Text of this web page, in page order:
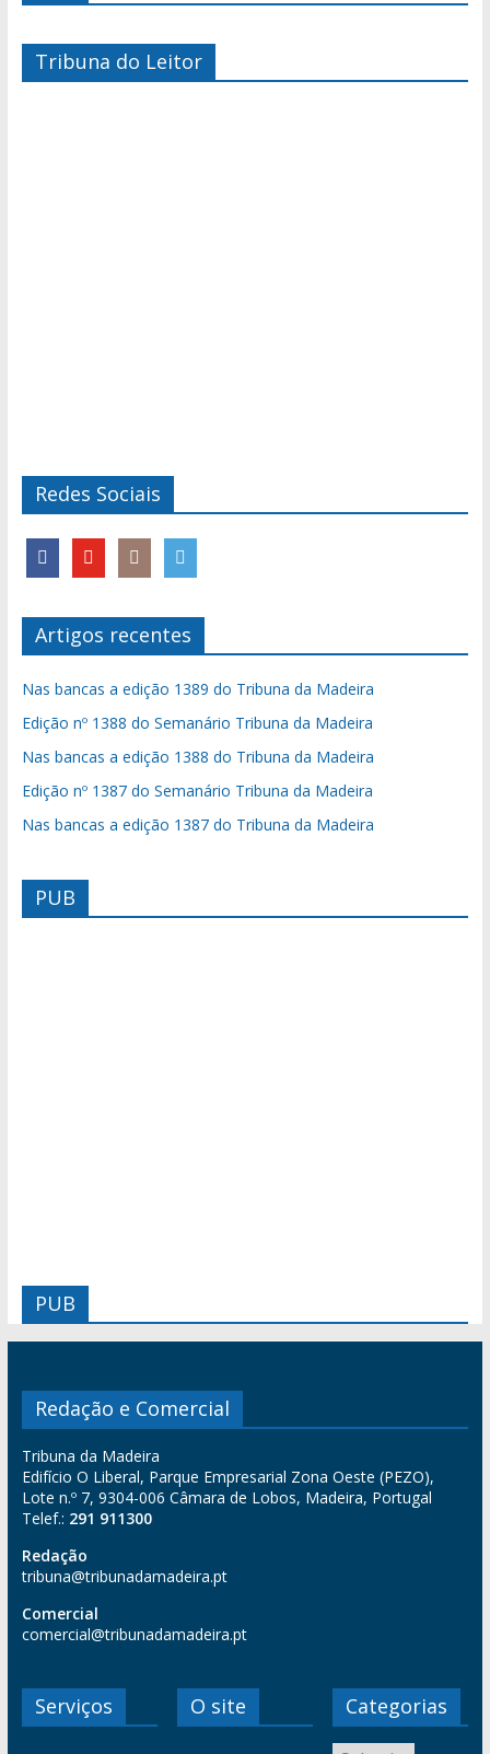
Tribuna do Leitor
Redes Sociais
Artigos recentes
Nas bancas a edição 1389 do Tribuna da Madeira
Edição nº 1388 do Semanário Tribuna da Madeira
Nas bancas a edição 1388 do Tribuna da Madeira
Edição nº 1387 do Semanário Tribuna da Madeira
Nas bancas a edição 1387 do Tribuna da Madeira
PUB
PUB
Redação e Comercial
Tribuna da Madeira
Edifício O Liberal, Parque Empresarial Zona Oeste (PEZO),
Lote n.º 7, 9304-006 Câmara de Lobos, Madeira, Portugal
Telef.: 291 911300
Redação
tribuna@tribunadamadeira.pt
Comercial
comercial@tribunadamadeira.pt
Serviços O site Categorias